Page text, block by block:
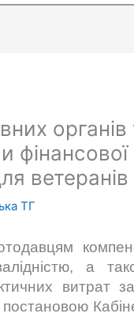
ветеранів
ТГ
а
витрат